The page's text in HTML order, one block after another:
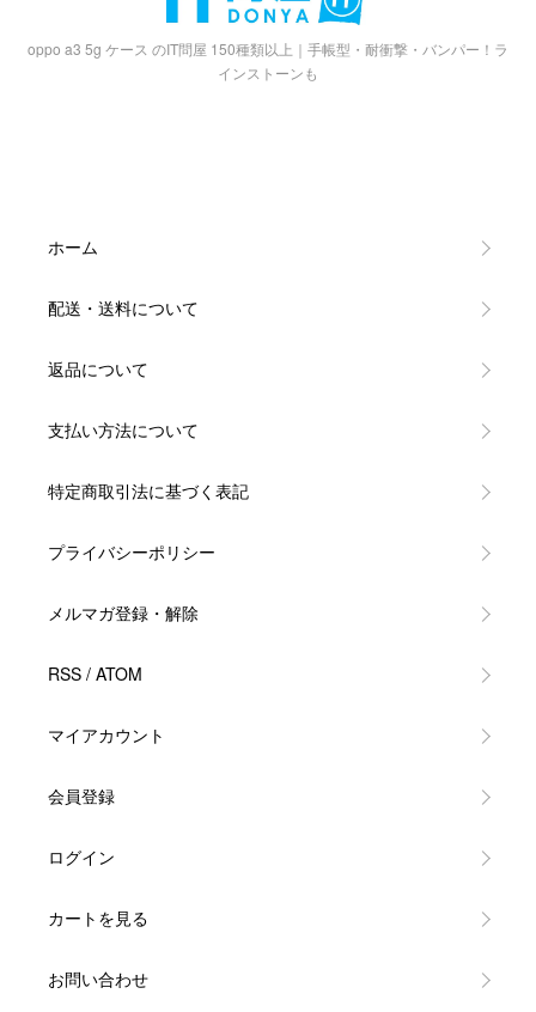
oppo a3 5g ケース のIT問屋 150種類以上｜手帳型・耐衝撃・バンパー！ラ
インストーンも
ホーム
配送・送料について
返品について
支払い方法について
特定商取引法に基づく表記
プライバシーポリシー
メルマガ登録・解除
RSS / ATOM
マイアカウント
会員登録
ログイン
カートを見る
お問い合わせ